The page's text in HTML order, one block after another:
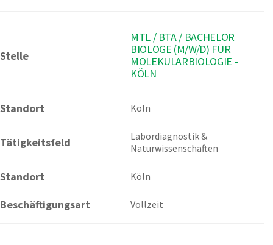
Stelle
MTL / BTA / BACHELOR
BIOLOGE (M/W/D) FÜR
MOLEKULARBIOLOGIE -
KÖLN
Standort Köln
Tätigkeitsfeld
Labordiagnostik &
Naturwissenschaften
Standort Köln
Beschäftigungsart Vollzeit